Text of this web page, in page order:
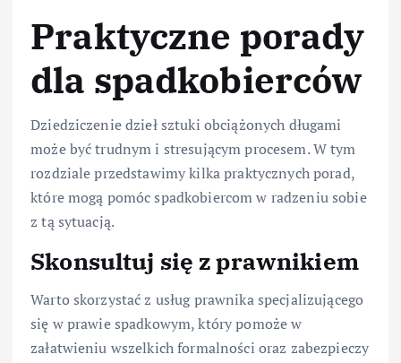
Praktyczne porady
dla spadkobierców
Dziedziczenie dzieł sztuki obciążonych długami
może być trudnym i stresującym procesem. W tym
rozdziale przedstawimy kilka praktycznych porad,
które mogą pomóc spadkobiercom w radzeniu sobie
z tą sytuacją.
Skonsultuj się z prawnikiem
Warto skorzystać z usług prawnika specjalizującego
się w prawie spadkowym, który pomoże w
załatwieniu wszelkich formalności oraz zabezpieczy